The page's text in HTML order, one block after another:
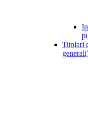
Titolari